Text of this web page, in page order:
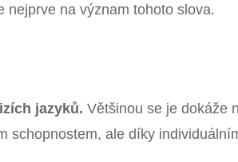
nejprve na význam tohoto slova.
jazyků. Většinou se je dokáže
schopnostem, ale díky